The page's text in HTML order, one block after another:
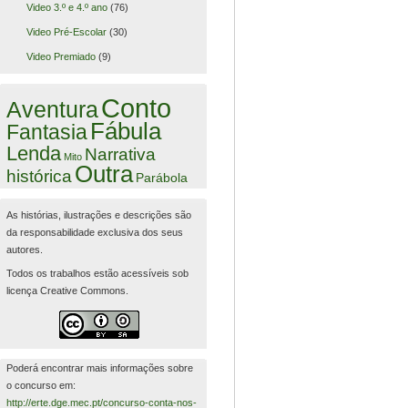
Video 3.º e 4.º ano(76)
Video Pré-Escolar(30)
Video Premiado(9)
AventuraConto
FantasiaFábula
Lenda Mito Narrativa
históricaOutra Parábola
As histórias, ilustrações e descrições são
da responsabilidade exclusiva dos seus
autores.
Todos os trabalhos estão acessíveis sob
licença Creative Commons.
Poderá encontrar mais informações sobre
o concurso em:
http://erte.dge.mec.pt/concurso-conta-nos-